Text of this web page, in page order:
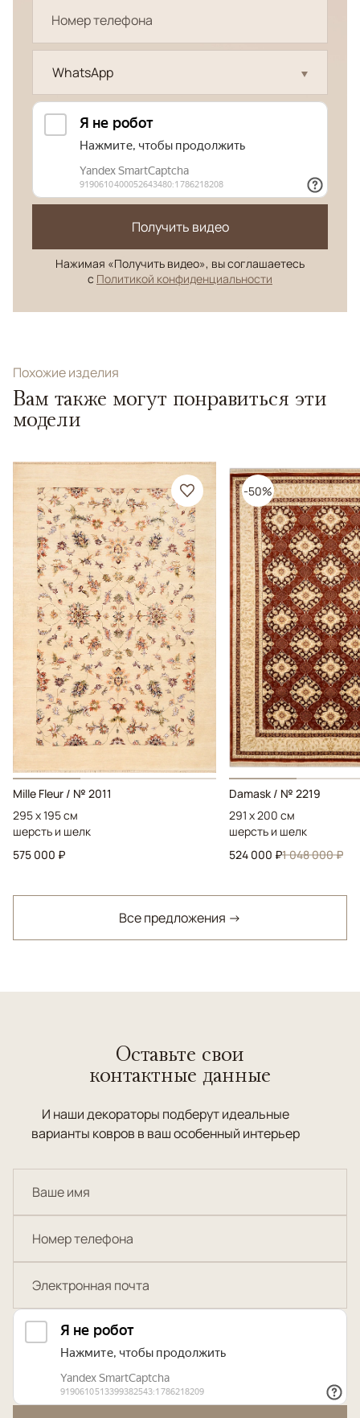
WhatsApp
Получить видео
Нажимая «Получить видео», вы соглашаетесь
с Политикой конфиденциальности
Похожие изделия
Вам также могут понравиться эти
модели
Mille Fleur / № 2011
295 x 195 см
шерсть и шелк
575 000 ₽
-50%
Damask / № 2219
291 x 200 см
шерсть и шелк
524 000 ₽1 048 000 ₽
Все предложения →
Оставьте свои
контактные данные
И наши декораторы подберут идеальные
варианты ковров в ваш особенный интерьер